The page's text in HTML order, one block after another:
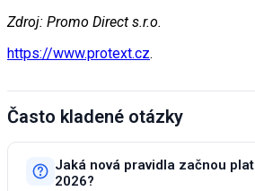
Zdroj: Promo Direct s.r.o.
https://www.protext.cz.
Často kladené otázky
Jaká nová pravidla začnou
2026?